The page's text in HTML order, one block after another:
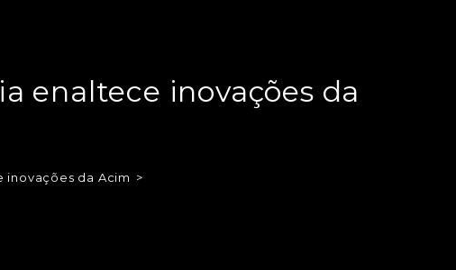
enaltece inovações da
inovações da Acim >